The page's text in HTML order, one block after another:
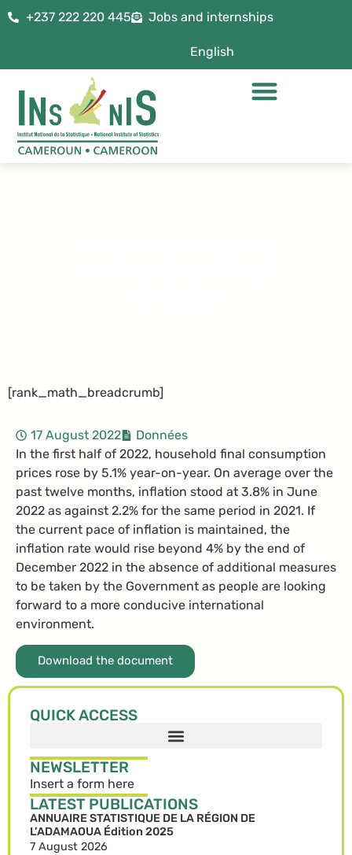
+237 222 220 445 Jobs and internships
English
[rank_math_breadcrumb]
17 August 2022
Données
In the first half of 2022, household final consumption
prices rose by 5.1% year-on-year. On average over the
past twelve months, inflation stood at 3.8% in June
2022 as against 2.2% for the same period in 2021. If
the current pace of inflation is maintained, the
inflation rate would rise beyond 4% by the end of
December 2022 in the absence of additional measures
to be taken by the Government as people are looking
forward to a more conducive international
environment.
Download the document
QUICK ACCESS
NEWSLETTER
Insert a form here
LATEST PUBLICATIONS
ANNUAIRE STATISTIQUE DE LA RÉGION DE
L’ADAMAOUA Édition 2025
7 August 2026